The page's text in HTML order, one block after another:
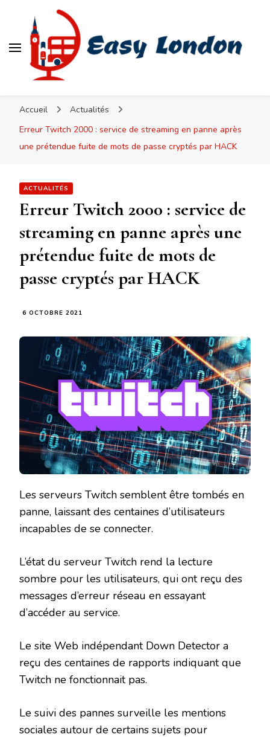
Accueil
Actualités
Erreur Twitch 2000 : service de streaming en panne après
une prétendue fuite de mots de passe cryptés par HACK
ACTUALITÉS
Erreur Twitch 2000 : service de
streaming en panne après une
prétendue fuite de mots de
passe cryptés par HACK
6 OCTOBRE 2021
Les serveurs Twitch semblent être tombés en
panne, laissant des centaines d’utilisateurs
incapables de se connecter.
L’état du serveur Twitch rend la lecture
sombre pour les utilisateurs, qui ont reçu des
messages d’erreur réseau en essayant
d’accéder au service.
Le site Web indépendant Down Detector a
reçu des centaines de rapports indiquant que
Twitch ne fonctionnait pas.
Le suivi des pannes surveille les mentions
sociales autour de certains sujets pour